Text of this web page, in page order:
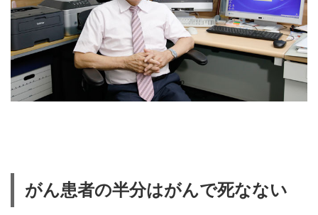
がん患者の半分はがんで死なない